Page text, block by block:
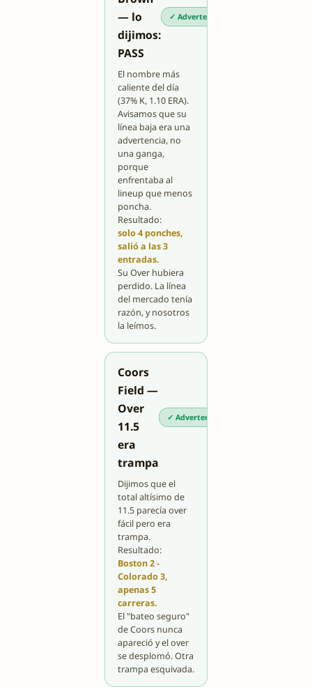
— lo
dijimos:
PASS
✓ Advertencia acertada
El nombre más
caliente del día
(37% K, 1.10 ERA).
Avisamos que su
línea baja era una
advertencia, no
una ganga,
porque
enfrentaba al
lineup que menos
poncha.
Resultado:
solo 4 ponches,
salió a las 3
entradas.
Su Over hubiera
perdido. La línea
del mercado tenía
razón, y nosotros
la leímos.
Coors
Field —
Over
11.5
era
trampa
✓ Advertencia acertada
Dijimos que el
total altísimo de
11.5 parecía over
fácil pero era
trampa.
Resultado:
Boston 2 -
Colorado 3,
apenas 5
carreras.
El "bateo seguro"
de Coors nunca
apareció y el over
se desplomó. Otra
trampa esquivada.